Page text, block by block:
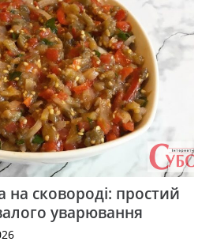
на сковороді: простий
уварювання